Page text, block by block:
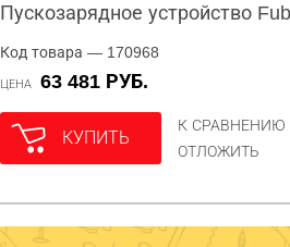
Пускозарядное устройство
Код товара — 170968
ЦЕНА 63 481 РУБ.
КУПИТЬ
К СРАВНЕНИЮ
ОТЛОЖИТЬ